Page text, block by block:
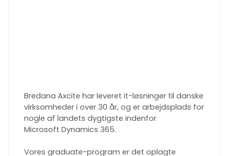
Bredana Axcite har leveret it-løsninger til danske
virksomheder i over 30 år, og er arbejdsplads for
nogle af landets dygtigste indenfor
Microsoft Dynamics 365.
Vores graduate-program er det oplagte